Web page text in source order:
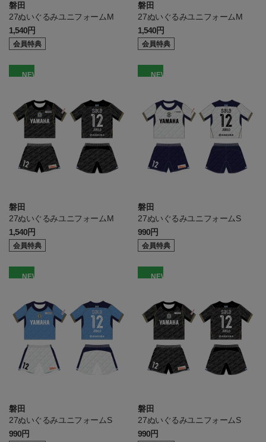
磐田
27ぬいぐるみユニフォームM
1,540円
会員特典
磐田
27ぬいぐるみユニフォームM
1,540円
会員特典
NEW
磐田
27ぬいぐるみユニフォームM
1,540円
会員特典
NEW
磐田
27ぬいぐるみユニフォームS
990円
会員特典
NEW
磐田
27ぬいぐるみユニフォームS
990円
NEW
磐田
27ぬいぐるみユニフォームS
990円